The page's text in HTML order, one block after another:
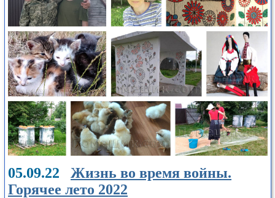
05.09.22 Жизнь во время войны.
Горячее лето 2022